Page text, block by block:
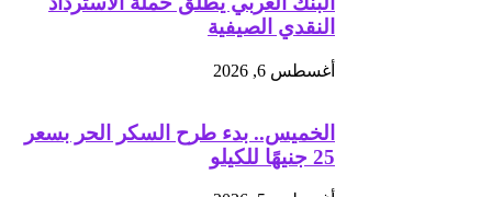
النقدي الصيفية
أغسطس 6, 2026
الخميس.. بدء طرح السكر الحر بسعر
25 جنيهًا للكيلو